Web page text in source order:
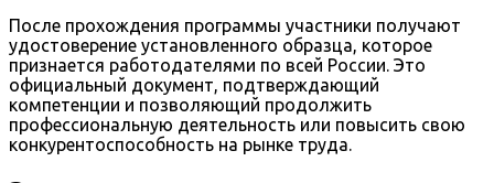
После прохождения программы участники получают
удостоверение установленного образца, которое
признается работодателями по всей России. Это
официальный документ, подтверждающий
компетенции и позволяющий продолжить
профессиональную деятельность или повысить свою
конкурентоспособность на рынке труда.